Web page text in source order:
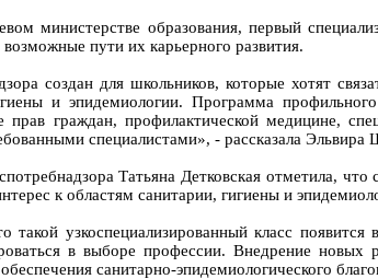
министерстве образования, первый
пути их карьерного развития.
создан для школьников, которые хотят
и эпидемиологии. Программа
прав граждан, профилактической медицине,
специалистами», - рассказала Эльвира
Татьяна Детковская отметила,
к областям санитарии, гигиены и
узкоспециализированный класс
в выборе профессии. Внедрение новых
санитарно-эпидемиологического